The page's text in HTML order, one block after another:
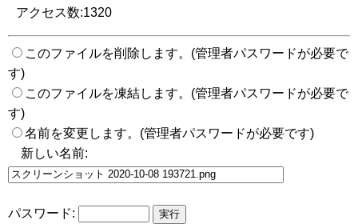
アクセス数:1320
このファイルを削除します。(管理者パスワードが必要で
す)
このファイルを凍結します。(管理者パスワードが必要で
す)
名前を変更します。(管理者パスワードが必要です)
新しい名前:
パスワード: